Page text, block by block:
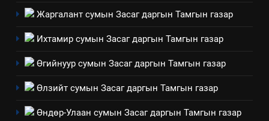
“БИД ИРГЭДЭЭ СОНСОЖ,
БАЙГУУЛНА
ЗАР ТАЗ-ЫН САЛБАР ЗӨВЛӨЛ
Жаргалант сумын Засаг даргын Тамгын газар
Ихтамир сумын Засаг даргын Тамгын газар
Өгийнуур сумын Засаг даргын Тамгын газар
Өлзийт сумын Засаг даргын Тамгын газар
Өндөр-Улаан сумын Засаг даргын Тамгын газар